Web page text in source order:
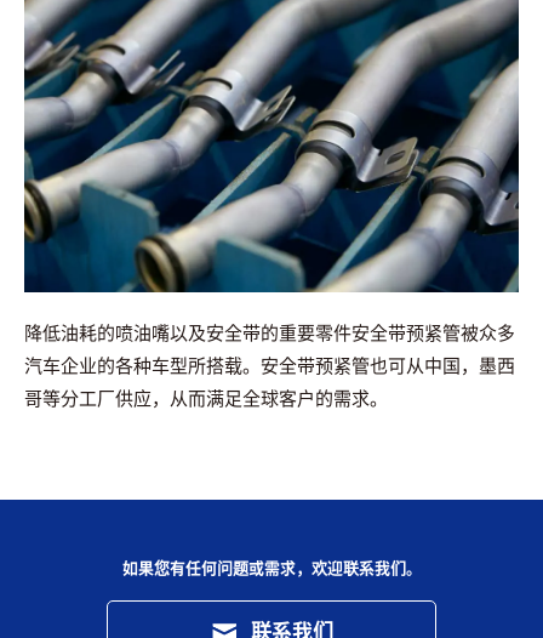
降低油耗的喷油嘴以及安全带的重要零件安全带预紧管被众多
汽车企业的各种车型所搭载。安全带预紧管也可从中国，墨西
哥等分工厂供应，从而满足全球客户的需求。
如果您有任何问题或需求，欢迎联系我们。
联系我们